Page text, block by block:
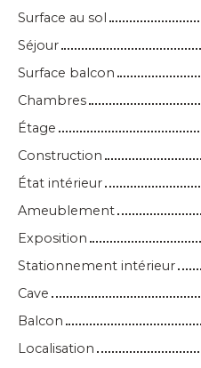
Surface au sol
Séjour
Surface balcon
Chambres
Étage
Construction
État intérieur
Ameublement
Exposition
Stationnement intérieur
Cave
Balcon
Localisation